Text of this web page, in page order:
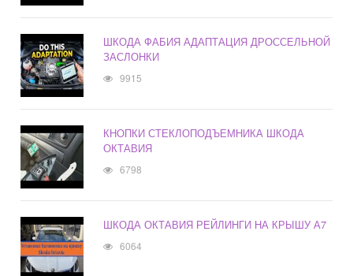
ШКОДА ФАБИЯ АДАПТАЦИЯ ДРОССЕЛЬНОЙ
ЗАСЛОНКИ
9915
КНОПКИ СТЕКЛОПОДЪЕМНИКА ШКОДА
ОКТАВИЯ
6798
ШКОДА ОКТАВИЯ РЕЙЛИНГИ НА КРЫШУ А7
6064